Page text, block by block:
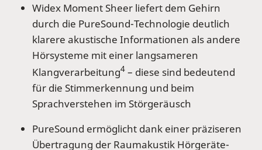
Widex Moment Sheer liefert dem Gehirn
durch die PureSound-Technologie deutlich
klarere akustische Informationen als andere
Hörsysteme mit einer langsameren
Klangverarbeitung4 – diese sind bedeutend
für die Stimmerkennung und beim
Sprachverstehen im Störgeräusch
PureSound ermöglicht dank einer präziseren
Übertragung der Raumakustik Hörgeräte-